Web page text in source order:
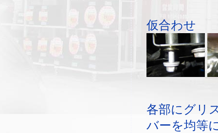
仮合わせ
各部にグリ
バーを均等